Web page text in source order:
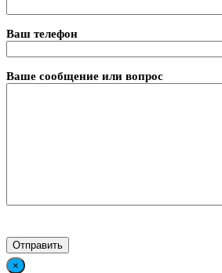
Ваш телефон
Ваше сообщение или вопрос
×